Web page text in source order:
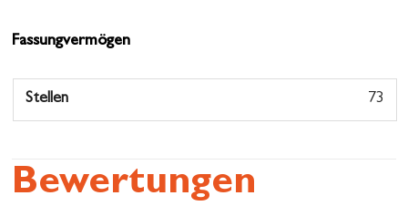
Fassungvermögen
Stellen 73
Bewertungen